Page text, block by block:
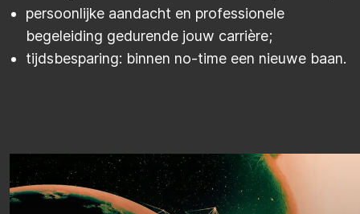
persoonlijke aandacht en professionele
begeleiding gedurende jouw carrière;
tijdsbesparing: binnen no-time een nieuwe baan.